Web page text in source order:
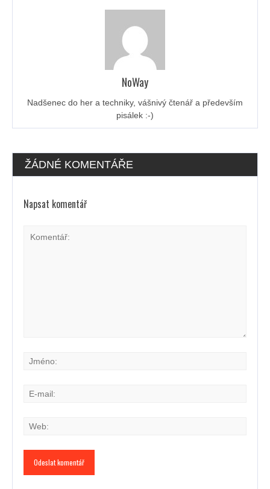
NoWay
Nadšenec do her a techniky, vášnivý čtenář a především
pisálek :-)
ŽÁDNÉ KOMENTÁŘE
Napsat komentář